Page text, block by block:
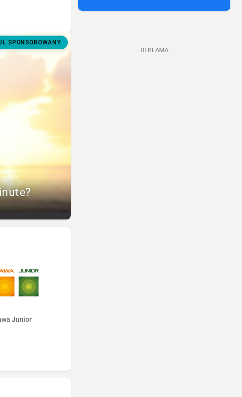
SPONSOROWANY
Junior
REKLAMA